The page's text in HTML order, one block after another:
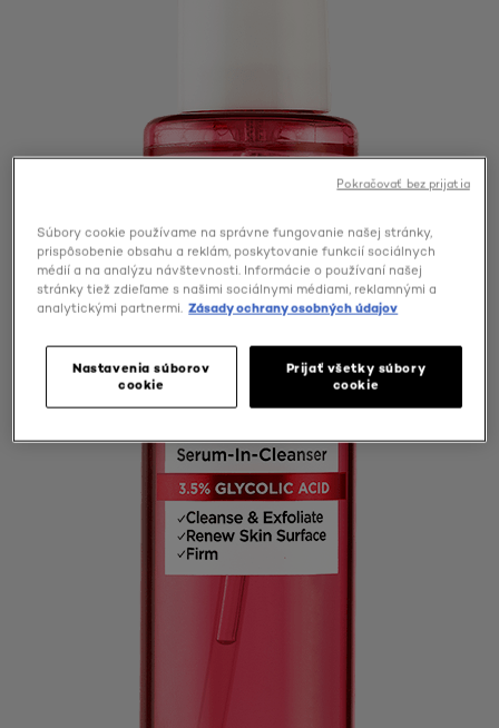
Súbory cookie používame na správne fungovanie našej stránky,
prispôsobenie obsahu a reklám, poskytovanie funkcií sociálnych
médií a na analýzu návštevnosti. Informácie o používaní našej
stránky tiež zdieľame s našimi sociálnymi médiami, reklamnými a
analytickými partnermi. Zásady ochrany osobných údajov
Nastavenia súborov
cookie
Prijať všetky súbory
cookie
Pokračovať bez prijatia